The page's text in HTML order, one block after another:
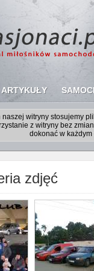
ARTYKUŁY
naszej witryny stosujemy
z witryny bez
dokonać w
zdjęć